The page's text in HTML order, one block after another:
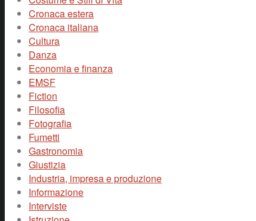
Cronaca estera
Cronaca italiana
Cultura
Danza
Economia e finanza
EMSF
Fiction
Filosofia
Fotografia
Fumetti
Gastronomia
Giustizia
Industria, impresa e produzione
Informazione
Interviste